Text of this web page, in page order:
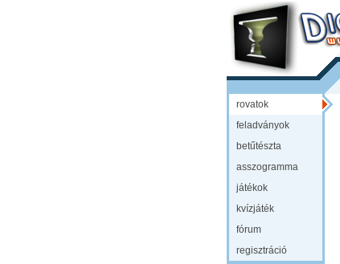
rovatok
feladványok
betűtészta
asszogramma
játékok
kvízjáték
fórum
regisztráció